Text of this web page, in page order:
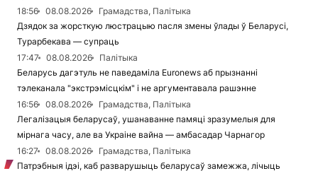
18:56
08.08.2026
Грамадства, Палітыка
Дзядок за жорсткую люстрацыю пасля змены ўлады ў Беларусі,
Турарбекава — супраць
17:47
08.08.2026
Палітыка
Беларусь дагэтуль не паведаміла Euronews аб прызнанні
тэлеканала "экстрэмісцкім" і не аргументавала рашэнне
16:56
08.08.2026
Грамадства, Палітыка
Легалізацыя беларусаў, ушанаванне памяці зразумелыя для
мірнага часу, але ва Украіне вайна — амбасадар Чарнагор
16:27
08.08.2026
Грамадства, Палітыка
Патрэбныя ідэі, каб разварушыць беларусаў замежжа, лічыць